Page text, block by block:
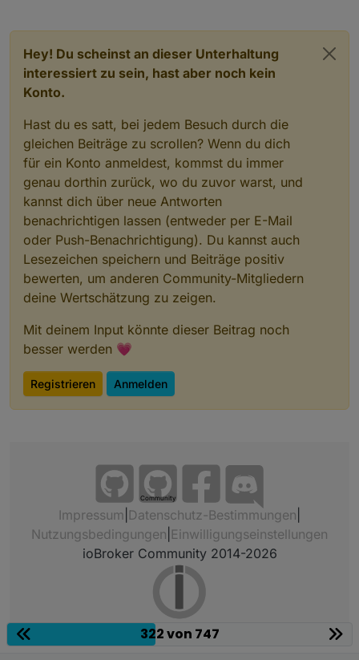
Hey! Du scheinst an dieser Unterhaltung
interessiert zu sein, hast aber noch kein
Konto.
Hast du es satt, bei jedem Besuch durch die
gleichen Beiträge zu scrollen? Wenn du dich
für ein Konto anmeldest, kommst du immer
genau dorthin zurück, wo du zuvor warst, und
kannst dich über neue Antworten
benachrichtigen lassen (entweder per E-Mail
oder Push-Benachrichtigung). Du kannst auch
Lesezeichen speichern und Beiträge positiv
bewerten, um anderen Community-Mitgliedern
deine Wertschätzung zu zeigen.
Mit deinem Input könnte dieser Beitrag noch
besser werden 💗
Registrieren Anmelden
Community
Impressum Datenschutz-Bestimmungen
Nutzungsbedingungen Einwilligungseinstellungen
ioBroker Community 2014-2026
322 von 747